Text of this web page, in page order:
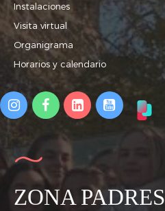
Instalaciones
Visita virtual
Organigrama
Horarios y calendario
ZONA PADRES